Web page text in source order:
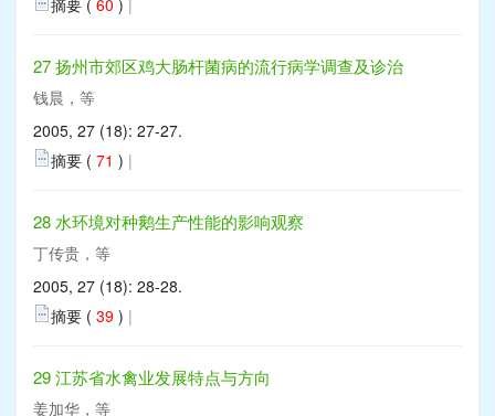
摘要 ( 60 ) |
27 扬州市郊区鸡大肠杆菌病的流行病学调查及诊治
钱晨，等
2005, 27 (18): 27-27.
摘要 ( 71 ) |
28 水环境对种鹅生产性能的影响观察
丁传贵，等
2005, 27 (18): 28-28.
摘要 ( 39 ) |
29 江苏省水禽业发展特点与方向
姜加华，等